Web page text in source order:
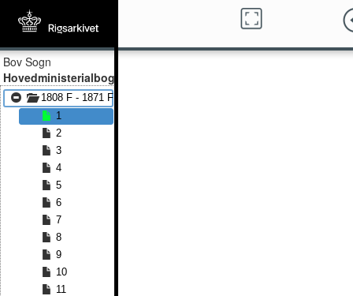
Bov Sogn
Hovedministerialbog
1808 F - 1871 F
1
2
3
4
5
6
7
8
9
10
11